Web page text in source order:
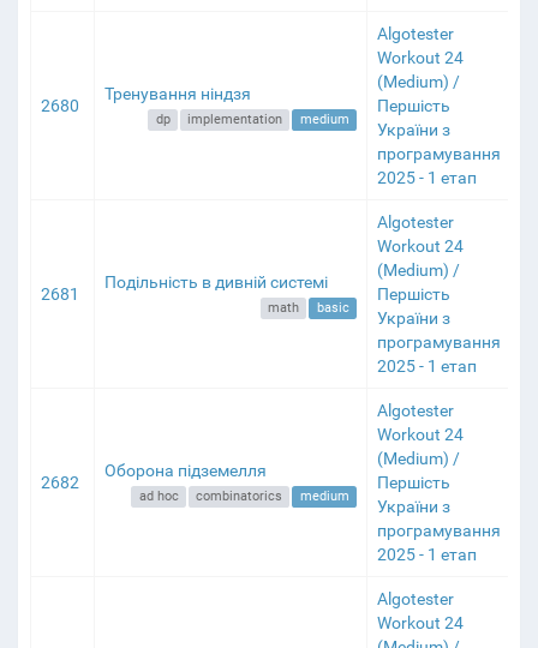
2680
Тренування ніндзя
dp implementation medium
Algotester
Workout 24
(Medium) /
Першість
України з
програмування
2025 - 1 етап
2681
Подільність в дивній системі
math basic
Algotester
Workout 24
(Medium) /
Першість
України з
програмування
2025 - 1 етап
2682
Оборона підземелля
ad hoc combinatorics medium
Algotester
Workout 24
(Medium) /
Першість
України з
програмування
2025 - 1 етап
Algotester
Workout 24